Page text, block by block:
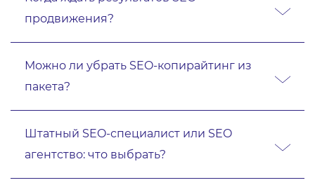
продвижения?
Можно ли убрать SEO-копирайтинг из
пакета?
Штатный SEO-специалист или SEO
агентство: что выбрать?